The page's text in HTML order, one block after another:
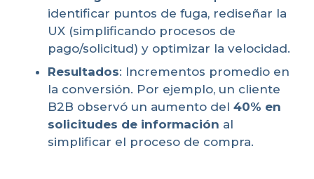
identificar puntos de fuga, rediseñar la
UX (simplificando procesos de
pago/solicitud) y optimizar la velocidad.
Resultados: Incrementos promedio en
la conversión. Por ejemplo, un cliente
B2B observó un aumento del 40% en
solicitudes de información al
simplificar el proceso de compra.